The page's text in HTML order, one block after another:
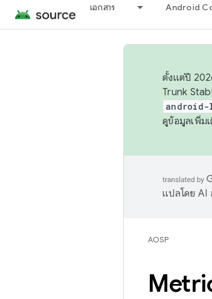
เอกสาร Android
ตั้งแต่ปี
Trunk
ดูข้อมูลเพิ่ม
แปลโดย AI
AOSP